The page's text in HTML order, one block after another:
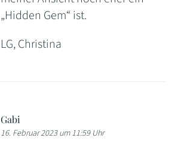
„Hidden Gem“ ist.
LG, Christina
Gabi
16. Februar 2023 um 11:59 Uhr